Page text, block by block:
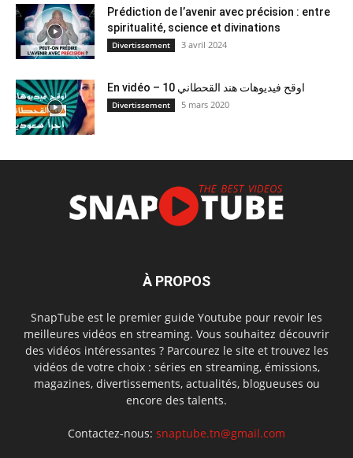
Prédiction de l’avenir avec précision : entre
spiritualité, science et divinations
Divertissement 3 avril 2024
En vidéo – 10 اوقح فيديوهات هند القحطاني
Divertissement 5 mars 2020
À PROPOS
SnapTube est le premier guide Youtube pour revoir les
meilleures vidéos en streaming. Vous souhaitez découvrir
des vidéos intéressantes ? Parcourez le site et trouvez les
vidéos de votre choix : séries en streaming, émissions,
magazines, divertissements, actualités, blogueuses ou
encore des talents.
Contactez-nous: snaptube.tn@gmail.com